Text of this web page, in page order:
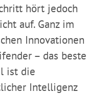
hört jedoch
auf. Ganz im
Innovationen
– das beste
ist die
Intelligenz